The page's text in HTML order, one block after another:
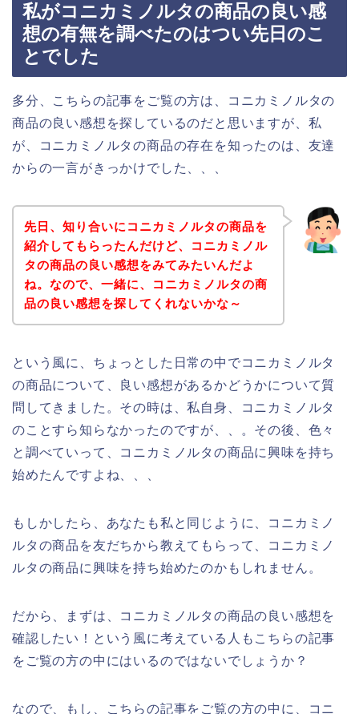
私がコニカミノルタの商品の良い感
想の有無を調べたのはつい先日のこ
とでした
多分、こちらの記事をご覧の方は、コニカミノルタの
商品の良い感想を探しているのだと思いますが、私
が、コニカミノルタの商品の存在を知ったのは、友達
からの一言がきっかけでした、、、
先日、知り合いにコニカミノルタの商品を
紹介してもらったんだけど、コニカミノル
タの商品の良い感想をみてみたいんだよ
ね。なので、一緒に、コニカミノルタの商
品の良い感想を探してくれないかな～
という風に、ちょっとした日常の中でコニカミノルタ
の商品について、良い感想があるかどうかについて質
問してきました。その時は、私自身、コニカミノルタ
のことすら知らなかったのですが、、。その後、色々
と調べていって、コニカミノルタの商品に興味を持ち
始めたんですよね、、、
もしかしたら、あなたも私と同じように、コニカミノ
ルタの商品を友だちから教えてもらって、コニカミノ
ルタの商品に興味を持ち始めたのかもしれません。
だから、まずは、コニカミノルタの商品の良い感想を
確認したい！という風に考えている人もこちらの記事
をご覧の方の中にはいるのではないでしょうか？
なので、もし、こちらの記事をご覧の方の中に、コニ